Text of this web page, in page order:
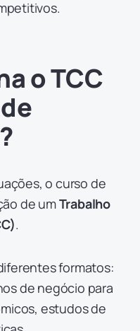
o TCC
o curso de
de umTrabalho
.
formatos:
de negócio para
estudos de